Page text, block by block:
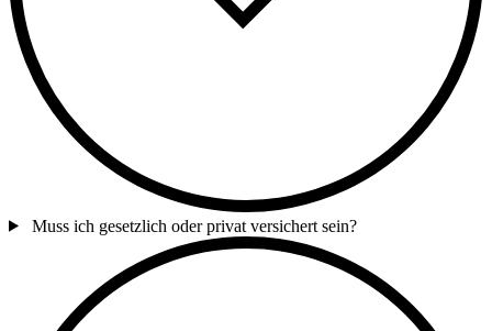
Muss ich gesetzlich oder privat versichert sein?